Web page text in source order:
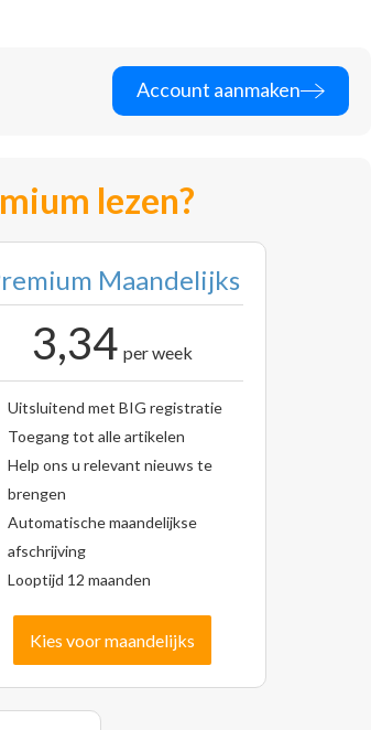
Account aanmaken
lezen?
Maandelijks
3,34 per week
Uitsluitend met BIG registratie
Toegang tot alle artikelen
Help ons u relevant nieuws te
brengen
Automatische maandelijkse
afschrijving
Looptijd 12 maanden
Kies voor maandelijks